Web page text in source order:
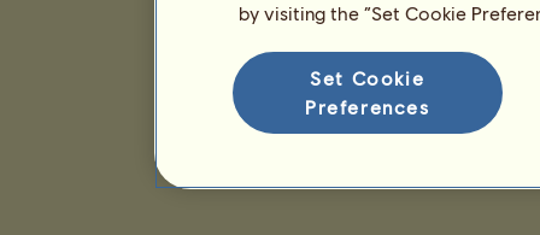
by visiting the “Set Cookie
Set Cookie
Preferences